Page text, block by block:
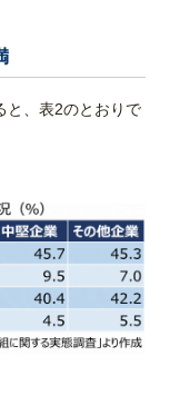
と、表2のとおりで